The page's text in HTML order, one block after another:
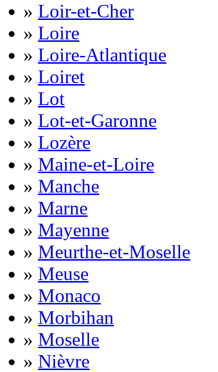
» Loir-et-Cher
» Loire
» Loire-Atlantique
» Loiret
» Lot
» Lot-et-Garonne
» Lozère
» Maine-et-Loire
» Manche
» Marne
» Mayenne
» Meurthe-et-Moselle
» Meuse
» Monaco
» Morbihan
» Moselle
» Nièvre